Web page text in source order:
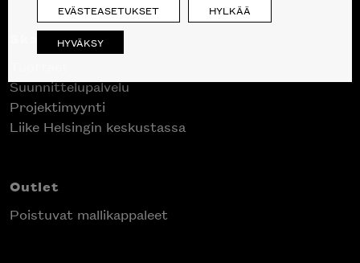
Skanno
Suunnittelupalvelu
Projektimyynti
Liike Helsingin keskustassa
Outlet
Poistuvat mallikappaleet
EVÄSTEASETUKSET HYLKÄÄ
HYVÄKSY